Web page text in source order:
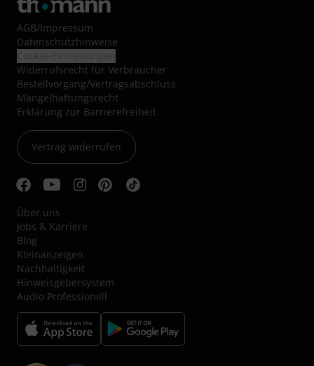
AGB/Impressum
Datenschutzhinweise
Widerrufsrecht für Verbraucher
Bestellvorgang/Vertragsabschluss
Mängelhaftungsrecht
Erklärung zur Barrierefreiheit
Vertrag widerrufen
Über uns
Jobs & Karriere
Blog
Kleinanzeigen
Nachhaltigkeit
Hinweisgebersystem
Audio Professionell